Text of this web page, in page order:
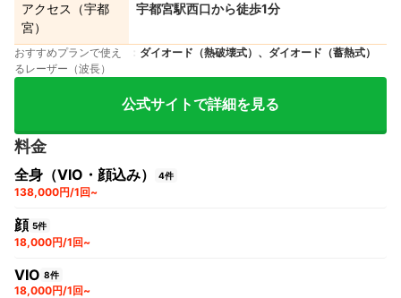
アクセス（宇都
宮）
宇都宮駅西口から徒歩1分
おすすめプランで使え
るレーザー（波長）
ダイオード（熱破壊式）、ダイオード（蓄熱式）
公式サイトで詳細を見る
料金
全身（VIO・顔込み） 4件
138,000円/1回~
顔 5件
18,000円/1回~
VIO 8件
18,000円/1回~